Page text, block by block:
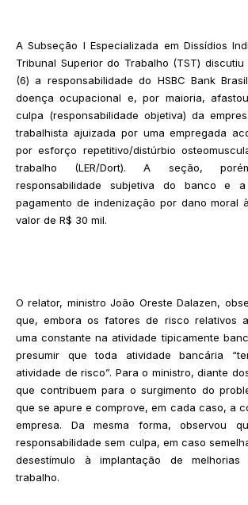
A Subseção I Especializada em Dissídios
Tribunal Superior do Trabalho (TST)
(6) a responsabilidade do HSBC Bank
doença ocupacional e, por maioria,
culpa (responsabilidade objetiva) da
trabalhista ajuizada por uma empregada
por esforço repetitivo/distúrbio
trabalho (LER/Dort). A seção,
responsabilidade subjetiva do banco e
pagamento de indenização por dano moral
valor de R$ 30 mil.
O relator, ministro João Oreste Dalazen,
que, embora os fatores de risco relativos a
uma constante na atividade tipicamente
presumir que toda atividade bancária
atividade de risco”. Para o ministro, diante
que contribuem para o surgimento do
que se apure e comprove, em cada caso, a
empresa. Da mesma forma, observou
responsabilidade sem culpa, em caso
desestímulo à implantação de
trabalho.